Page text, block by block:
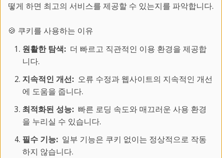
학교별 코스 및 가격 알아보기
고객 서비스:
온라인 문의
문의처
FAQ
인기있는 도시:
떻게 하면 최고의 서비스를 제공할 수 있는지를 파악합니다.
🍪 쿠키를 사용하는 이유
원활한 탐색:더 빠르고 직관적인 이용 환경을 제공합
니다.
지속적인 개선:오류 수정과 웹사이트의 지속적인 개선
에 도움을 줍니다.
최적화된 성능:빠른 로딩 속도와 매끄러운 사용 환경
을 누리실 수 있습니다.
필수 기능:일부 기능은 쿠키 없이는 정상적으로 작동
하지 않습니다.